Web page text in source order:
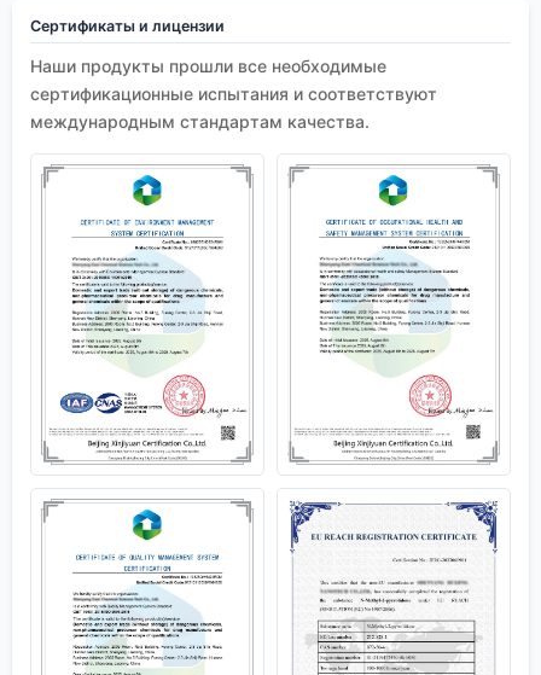
Сертификаты и лицензии
Наши продукты прошли все необходимые
сертификационные испытания и соответствуют
международным стандартам качества.